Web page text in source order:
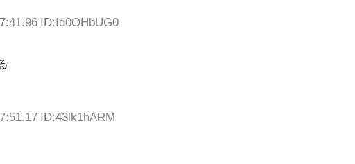
ID:Id0OHbUG0
ID:43lk1hARM